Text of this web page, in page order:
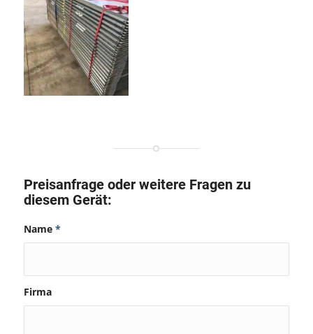
Preisanfrage oder weitere Fragen zu
diesem Gerät:
Name *
Firma